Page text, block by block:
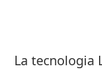
La tecnologia